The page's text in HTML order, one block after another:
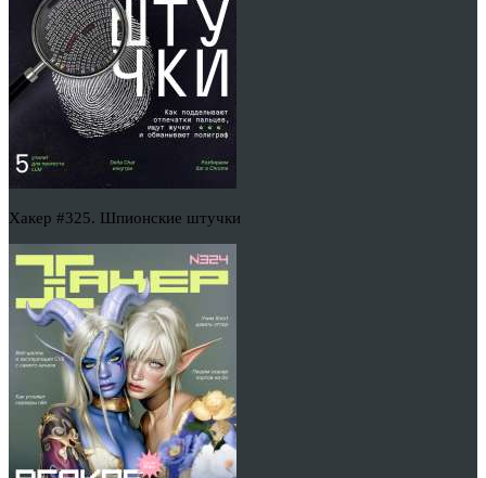
Хакер #325. Шпионские штучки